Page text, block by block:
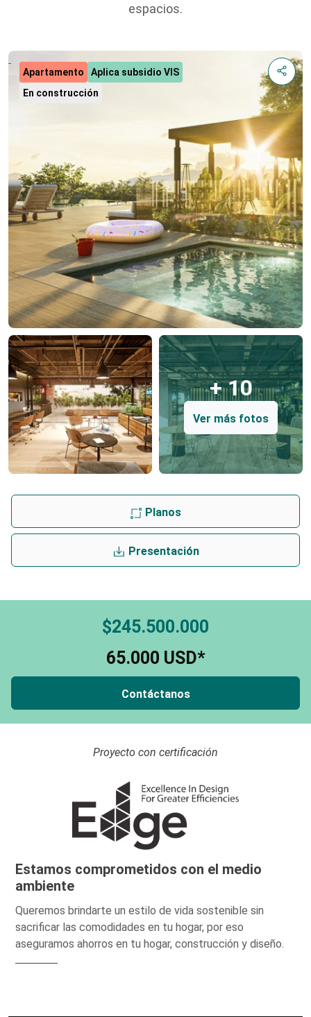
espacios.
Apartamento
Aplica subsidio VIS
En construcción
+ 10
Ver más fotos
Planos
Presentación
$245.500.000
65.000 USD*
Contáctanos
Proyecto con certificación
Estamos comprometidos con el medio
ambiente
Queremos brindarte un estilo de vida sostenible sin
sacrificar las comodidades en tu hogar, por eso
aseguramos ahorros en tu hogar, construcción y diseño.